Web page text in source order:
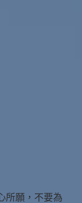
所願，不要為